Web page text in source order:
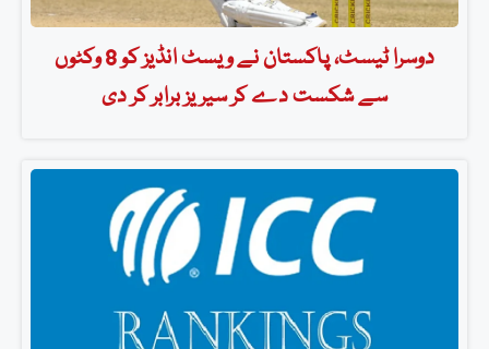
دوسرا ٹیسٹ، پاکستان نے ویسٹ انڈیز کو 8 وکٹوں
سے شکست دے کر سیریز برابر کر دی